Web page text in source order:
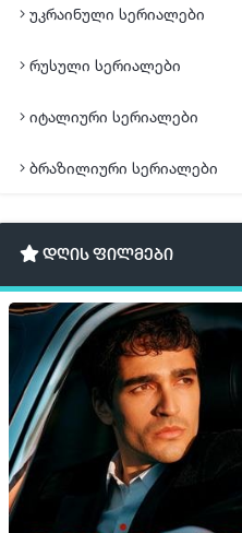
უკრაინული სერიალები
რუსული სერიალები
იტალიური სერიალები
ბრაზილიური სერიალები
დღის ფილმები